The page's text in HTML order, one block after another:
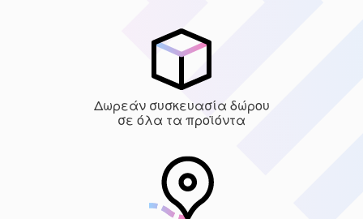
Δωρεάν συσκευασία δώρου
σε όλα τα προϊόντα